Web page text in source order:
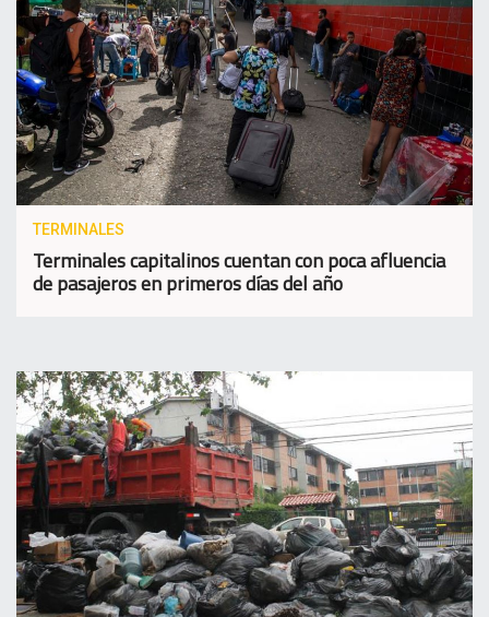
TERMINALES
Terminales capitalinos cuentan con poca afluencia
de pasajeros en primeros días del año